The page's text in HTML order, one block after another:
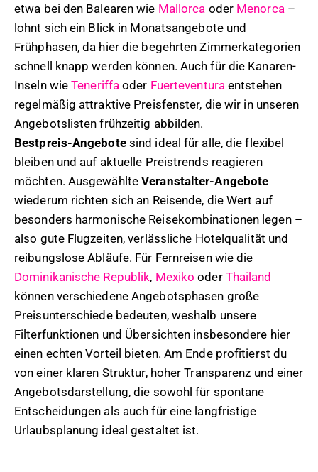
etwa bei den Balearen wie Mallorca oder Menorca –
lohnt sich ein Blick in Monatsangebote und
Frühphasen, da hier die begehrten Zimmerkategorien
schnell knapp werden können. Auch für die Kanaren-
Inseln wieTeneriffa oder Fuerteventura entstehen
regelmäßig attraktive Preisfenster, die wir in unseren
Angebotslisten frühzeitig abbilden.
Bestpreis-Angebotesind ideal für alle, die flexibel
bleiben und auf aktuelle Preistrends reagieren
möchten. AusgewählteVeranstalter-Angebote
wiederum richten sich an Reisende, die Wert auf
besonders harmonische Reisekombinationen legen –
also gute Flugzeiten, verlässliche Hotelqualität und
reibungslose Abläufe. Für Fernreisen wie die
Dominikanische Republik, Mexiko oder Thailand
können verschiedene Angebotsphasen große
Preisunterschiede bedeuten, weshalb unsere
Filterfunktionen und Übersichten insbesondere hier
einen echten Vorteil bieten. Am Ende profitierst du
von einer klaren Struktur, hoher Transparenz und einer
Angebotsdarstellung, die sowohl für spontane
Entscheidungen als auch für eine langfristige
Urlaubsplanung ideal gestaltet ist.